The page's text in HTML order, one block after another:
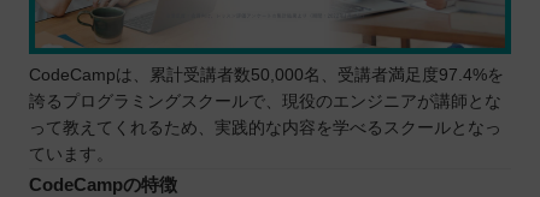
CodeCampは、累計受講者数50,000名、受講者満足度97.4%を
誇るプログラミングスクールで、現役のエンジニアが講師とな
って教えてくれるため、実践的な内容を学べるスクールとなっ
ています。
CodeCampの特徴